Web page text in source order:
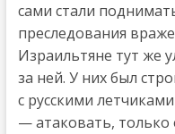
сами стали
преследования
Израильтяне тут же
за ней. У них был
с русскими
— атаковать, только